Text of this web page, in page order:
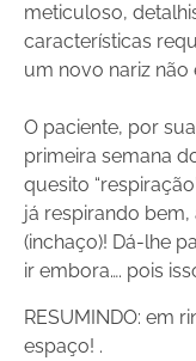
meticuloso,
características
um novo nariz não
O paciente, por
primeira semana
quesito
já respirando
(inchaço)! Dá-lhe
ir embora…. pois
RESUMINDO: em
espaço! .